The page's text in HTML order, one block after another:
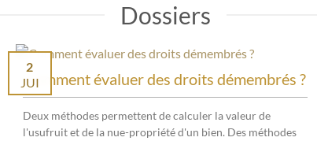
Dossiers
Comment évaluer des droits démembrés ?
2
JUI
Deux méthodes permettent de calculer la valeur de
l'usufruit et de la nue-propriété d'un bien. Des méthodes